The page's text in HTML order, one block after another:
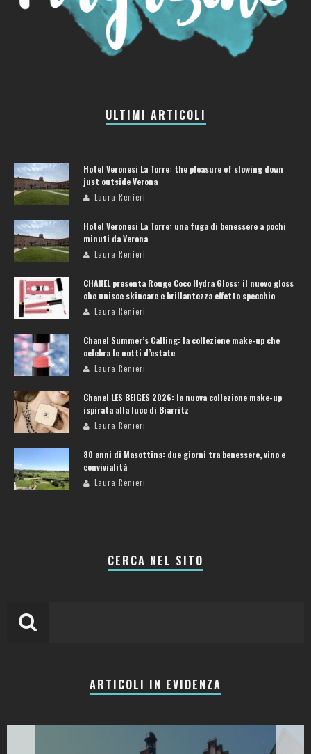
ULTIMI ARTICOLI
Hotel Veronesi La Torre: the pleasure of slowing down
just outside Verona
Laura Renieri
Hotel Veronesi La Torre: una fuga di benessere a pochi
minuti da Verona
Laura Renieri
CHANEL presenta Rouge Coco Hydra Gloss: il nuovo gloss
che unisce skincare e brillantezza effetto specchio
Laura Renieri
Chanel Summer’s Calling: la collezione make-up che
celebra le notti d’estate
Laura Renieri
Chanel LES BEIGES 2026: la nuova collezione make-up
ispirata alla luce di Biarritz
Laura Renieri
80 anni di Masottina: due giorni tra benessere, vino e
convivialità
Laura Renieri
CERCA NEL SITO
ARTICOLI IN EVIDENZA